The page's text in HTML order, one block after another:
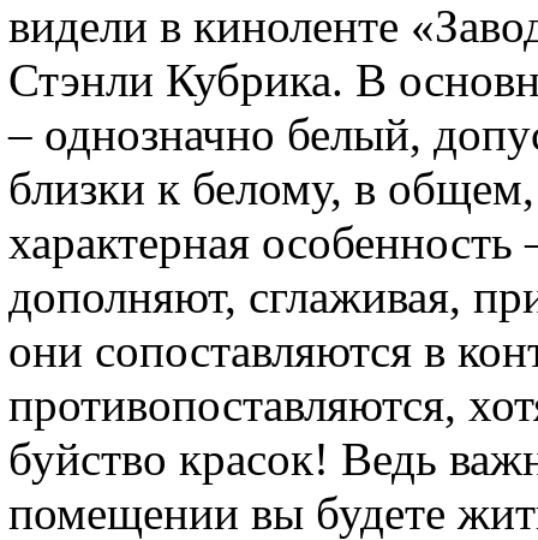
видели в киноленте
Стэнли Кубрика. В
– однозначно белый,
близки к белому, в
характерная особенность
дополняют, сглаживая,
они сопоставляются в
противопоставляются,
буйство красок! Ведь
помещении вы будете